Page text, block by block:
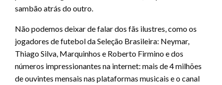
sambão atrás do outro.
Não podemos deixar de falar dos fãs ilustres, como os
jogadores de futebol da Seleção Brasileira: Neymar,
Thiago Silva, Marquinhos e Roberto Firmino e dos
números impressionantes na internet: mais de 4 milhões
de ouvintes mensais nas plataformas musicais e o canal